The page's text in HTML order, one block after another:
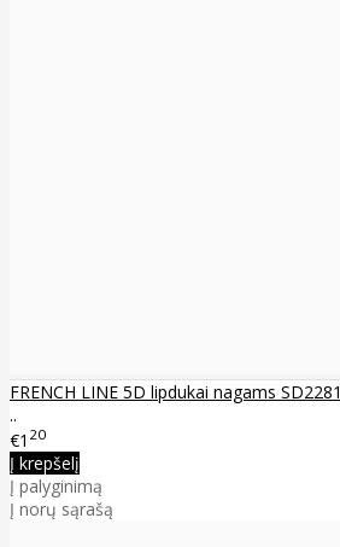
FRENCH LINE 5D lipdukai nagams SD2281
..
€1 20
Į krepšelį
Į palyginimą
Į norų sąrašą